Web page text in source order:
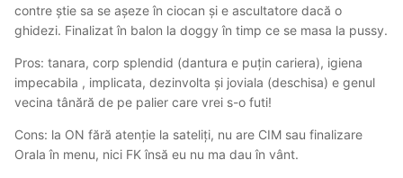
contre știe sa se așeze în ciocan și e ascultatore dacă o
ghidezi. Finalizat în balon la doggy în timp ce se masa la pussy.
Pros: tanara, corp splendid (dantura e puțin cariera), igiena
impecabila , implicata, dezinvolta și joviala (deschisa) e genul
vecina tânără de pe palier care vrei s-o futi!
Cons: la ON fără atenție la sateliți, nu are CIM sau finalizare
Orala în menu, nici FK însă eu nu ma dau în vânt.